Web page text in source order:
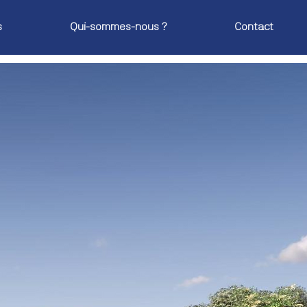
Qui-sommes-nous ? Contact